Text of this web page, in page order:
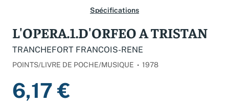
Spécifications
L'OPERA.1.D'ORFEO A TRISTAN
TRANCHEFORT FRANCOIS-RENE
POINTS/LIVRE DE POCHE/MUSIQUE 1978
6,17 €